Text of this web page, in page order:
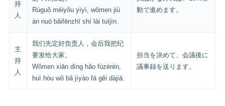
持
人
Rúguǒ méiyǒu yìyì, wǒmen jiù
àn nuó bǎifēnzhī shí lái tuījìn.
動で進めます。
主
持
人
我们先定好负责人，会后我把纪
要发给大家。
Wǒmen xiān dìng hǎo fùzérén,
huì hòu wǒ bǎ jìyào fā gěi dàjiā.
担当を決めて、会議後に
議事録を送ります。